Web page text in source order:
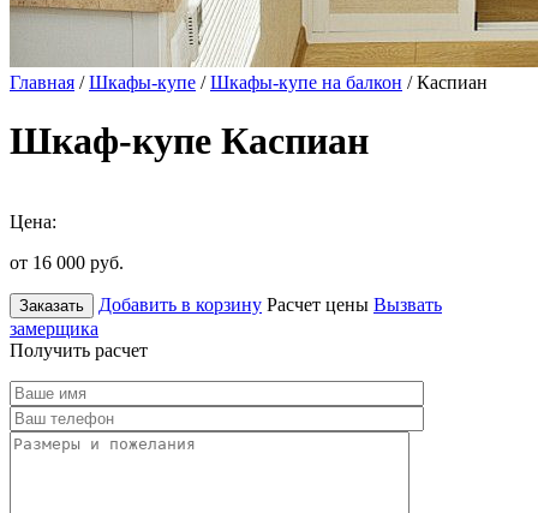
Главная /Шкафы-купе /Шкафы-купе на балкон / Каспиан
Шкаф-купе Каспиан
Цена:
от 16 000 руб.
Заказать Добавить в корзину Расчет цены Вызвать
замерщика
Получить расчет